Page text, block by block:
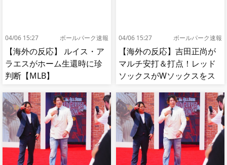
04/06 15:27 ボールパーク速報
【海外の反応】 ルイス・ア
ラエスがホーム生還時に珍
判断【MLB】
04/06 15:27 ボールパーク速報
【海外の反応】吉田正尚が
マルチ安打＆打点！レッド
ソックスがWソックスをス